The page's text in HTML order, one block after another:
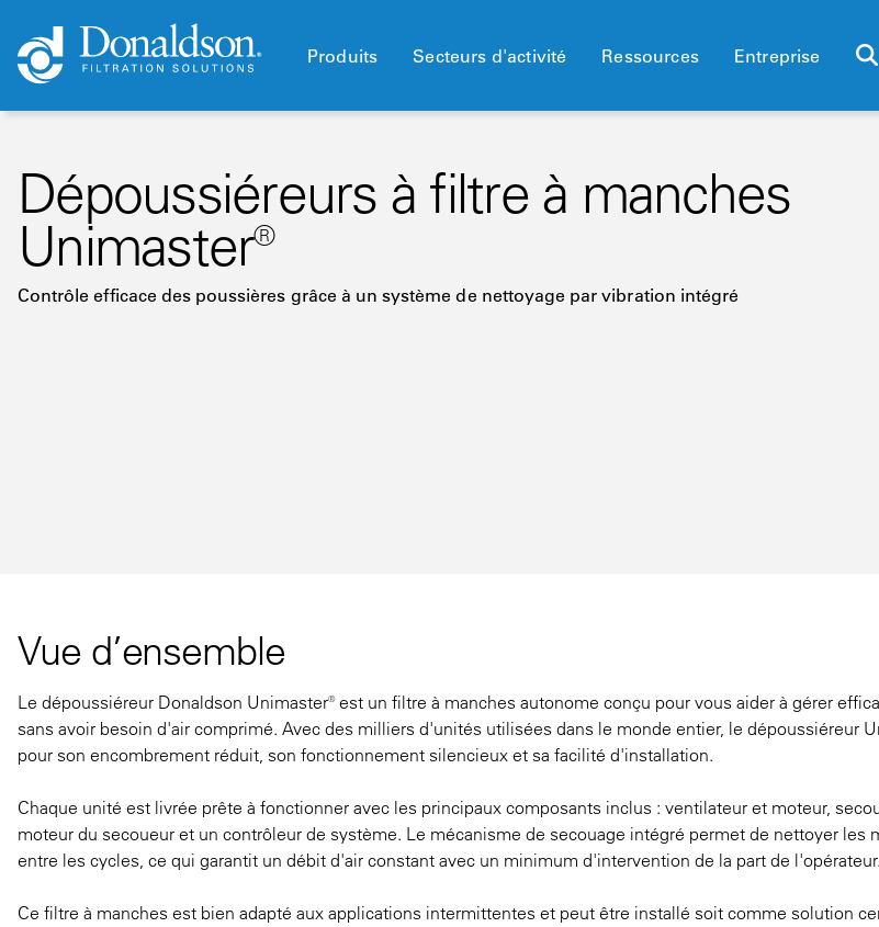
Produits Secteurs d'activité Ressources Entreprise
Dépoussiéreurs à filtre à manches
Unimaster®
Contrôle efficace des poussières grâce à un système de nettoyage par vibration intégré
Vue d’ensemble
Le dépoussiéreur Donaldson Unimaster® est un filtre à manches autonome conçu pour vous aider à gérer
sans avoir besoin d'air comprimé. Avec des milliers d'unités utilisées dans le monde entier, le dépoussiéreur
pour son encombrement réduit, son fonctionnement silencieux et sa facilité d'installation.
Chaque unité est livrée prête à fonctionner avec les principaux composants inclus : ventilateur et moteur,
moteur du secoueur et un contrôleur de système. Le mécanisme de secouage intégré permet de nettoyer les
entre les cycles, ce qui garantit un débit d'air constant avec un minimum d'intervention de la part de l'opérateur.
Ce filtre à manches est bien adapté aux applications intermittentes et peut être installé soit comme solution